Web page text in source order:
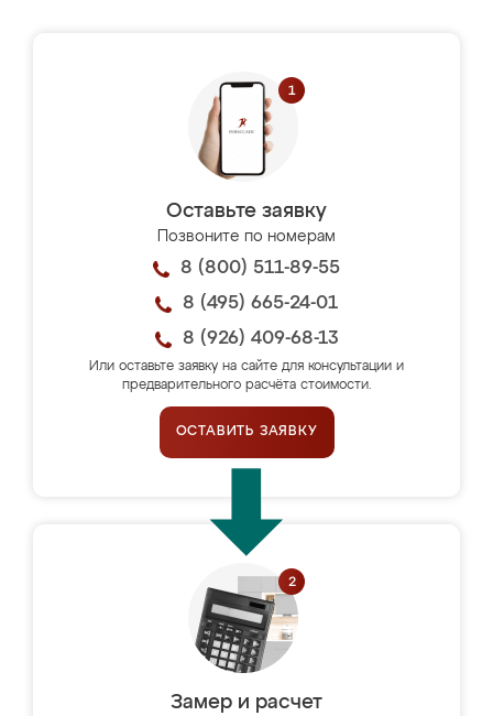
Оставьте заявку
Позвоните по номерам
8 (800) 511-89-55
8 (495) 665-24-01
8 (926) 409-68-13
Или оставьте заявку на сайте для консультации и
предварительного расчёта стоимости.
ОСТАВИТЬ ЗАЯВКУ
Замер и расчет